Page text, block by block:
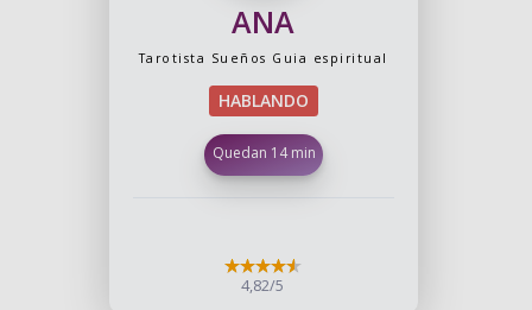
ANA
Tarotista Sueños Guia espiritual
HABLANDO
Quedan 14 min
4,82/5